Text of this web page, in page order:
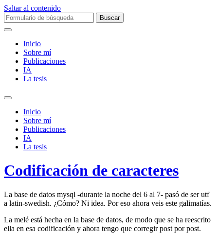
Saltar al contenido
Buscar:
Inicio
Sobre mí­
Publicaciones
IA
La tesis
Alternar
campo
búsqueda
Inicio
Sobre mí­
Publicaciones
IA
La tesis
Codificación de caracteres
La base de datos mysql -durante la noche del 6 al 7- pasó de ser utf
a latin-swedish. ¿Cómo? Ni idea. Por eso ahora veis este galimatías.
La melé está hecha en la base de datos, de modo que se ha reescrito
ella en esa codificación y ahora tengo que corregir post por post.